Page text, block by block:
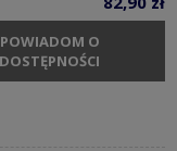
POWIADOM O
DOSTĘPNOŚCI